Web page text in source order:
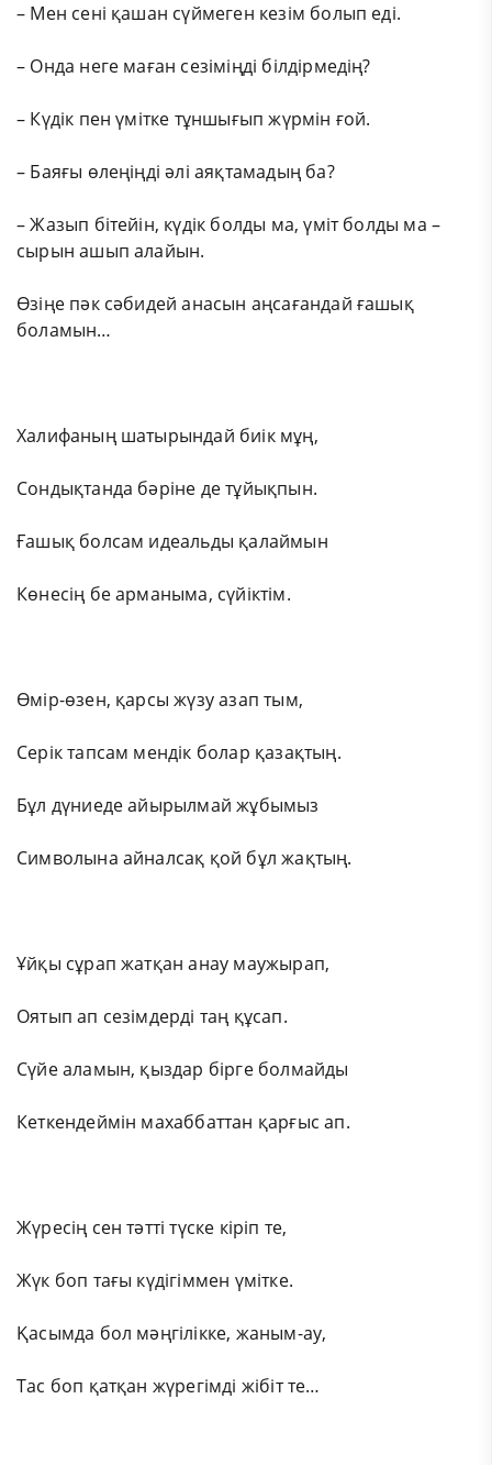
– Мен сені қашан сүймеген кезім болып еді.
– Онда неге маған сезіміңді білдірмедің?
– Күдік пен үмітке тұншығып жүрмін ғой.
– Баяғы өлеңіңді әлі аяқтамадың ба?
– Жазып бітейін, күдік болды ма, үміт болды ма –
сырын ашып алайын.
Өзіңе пәк сәбидей анасын аңсағандай ғашық
боламын…
Халифаның шатырындай биік мұң,
Сондықтанда бәріне де тұйықпын.
Ғашық болсам идеальды қалаймын
Көнесің бе арманыма, сүйіктім.
Өмір-өзен, қарсы жүзу азап тым,
Серік тапсам мендік болар қазақтың.
Бұл дүниеде айырылмай жұбымыз
Символына айналсақ қой бұл жақтың.
Ұйқы сұрап жатқан анау маужырап,
Оятып ап сезімдерді таң құсап.
Сүйе аламын, қыздар бірге болмайды
Кеткендеймін махаббаттан қарғыс ап.
Жүресің сен тәтті түске кіріп те,
Жүк боп тағы күдігіммен үмітке.
Қасымда бол мәңгілікке, жаным-ау,
Тас боп қатқан жүрегімді жібіт те…